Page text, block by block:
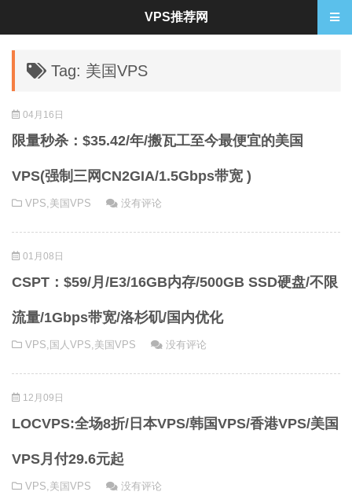
Tag: 美国VPS
04月16日
限量秒杀：$35.42/年/搬瓦工至今最便宜的美国
VPS(强制三网CN2GIA/1.5Gbps带宽 )
VPS,美国VPS 没有评论
01月08日
CSPT：$59/月/E3/16GB内存/500GB SSD硬盘/不限
流量/1Gbps带宽/洛杉矶/国内优化
VPS, 国人VPS,美国VPS 没有评论
12月09日
LOCVPS:全场8折/日本VPS/韩国VPS/香港VPS/美国
VPS月付29.6元起
VPS,美国VPS 没有评论
VPS推荐网